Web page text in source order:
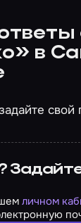
в
свой
личном